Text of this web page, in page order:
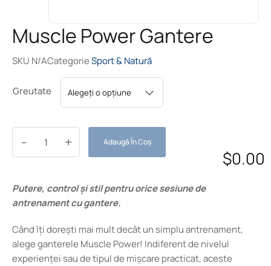
Muscle Power Gantere
SKU N/ACategorieSport & Natură
Greutate
+
- Adaugă În Coș
$0.00
Putere, control și stil pentru orice sesiune de
antrenament cu gantere.
Când îți dorești mai mult decât un simplu antrenament,
alege ganterele Muscle Power! Indiferent de nivelul
experienței sau de tipul de mișcare practicat, aceste